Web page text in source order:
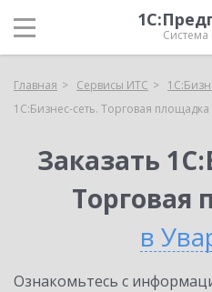
Главная Сервисы ИТС
1С:Бизнес-сеть. Торговая площадка
Заказать
Торговая
в
Ознакомьтесь с